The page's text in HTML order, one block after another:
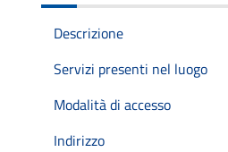
Descrizione
Servizi presenti nel luogo
Modalità di accesso
Indirizzo